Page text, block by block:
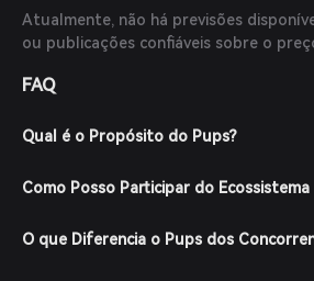
Atualmente, não há previsões
ou publicações confiáveis sobre o
FAQ
Qual é o Propósito do Pups?
Como Posso Participar do Ecossistema
O que Diferencia o Pups dos